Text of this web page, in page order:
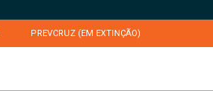
PREVCRUZ (EM EXTINÇÃO)